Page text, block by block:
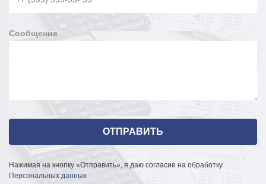
Сообщение
Нажимая на кнопку «Отправить», я даю согласие на обработку
Персональных данных